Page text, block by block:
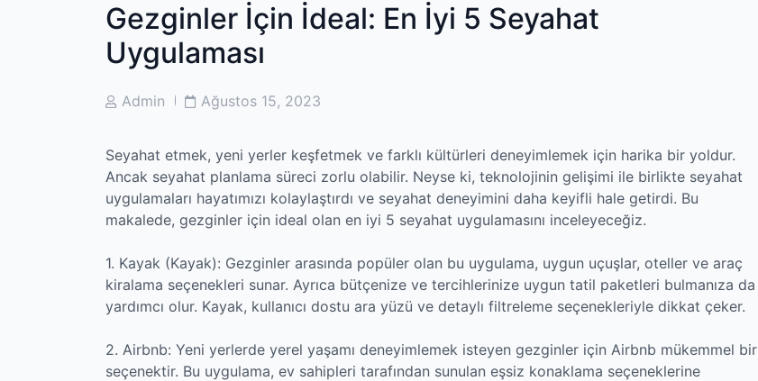
Gezginler İçin İdeal: En İyi 5 Seyahat
Uygulaması
PostAdmin
PostAğustos 15, 2023
Seyahat etmek, yeni yerler keşfetmek ve farklı kültürleri deneyimlemek için harika bir yoldur.
Ancak seyahat planlama süreci zorlu olabilir. Neyse ki, teknolojinin gelişimi ile birlikte seyahat
uygulamaları hayatımızı kolaylaştırdı ve seyahat deneyimini daha keyifli hale getirdi. Bu
makalede, gezginler için ideal olan en iyi 5 seyahat uygulamasını inceleyeceğiz.
1. Kayak (Kayak): Gezginler arasında popüler olan bu uygulama, uygun uçuşlar, oteller ve araç
kiralama seçenekleri sunar. Ayrıca bütçenize ve tercihlerinize uygun tatil paketleri bulmanıza da
yardımcı olur. Kayak, kullanıcı dostu ara yüzü ve detaylı filtreleme seçenekleriyle dikkat çeker.
2. Airbnb: Yeni yerlerde yerel yaşamı deneyimlemek isteyen gezginler için Airbnb mükemmel bir
seçenektir. Bu uygulama, ev sahipleri tarafından sunulan eşsiz konaklama seçeneklerine